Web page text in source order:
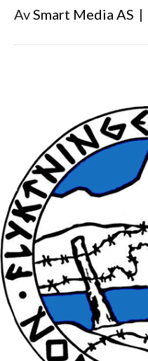
AvSmart Media AS |